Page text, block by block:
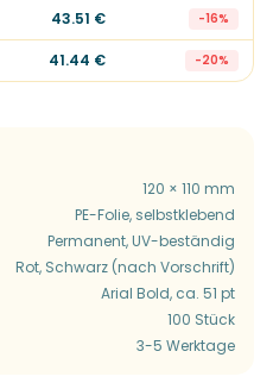
43.51 € -16%
41.44 € -20%
120 × 110 mm
PE-Folie, selbstklebend
Permanent, UV-beständig
Rot, Schwarz (nach Vorschrift)
Arial Bold, ca. 51 pt
100 Stück
3-5 Werktage